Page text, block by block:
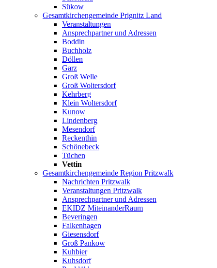
Sükow
Gesamtkirchengemeinde Prignitz Land
Veranstaltungen
Ansprechpartner und Adressen
Boddin
Buchholz
Döllen
Garz
Groß Welle
Groß Woltersdorf
Kehrberg
Klein Woltersdorf
Kunow
Lindenberg
Mesendorf
Reckenthin
Schönebeck
Tüchen
Vettin
Gesamtkirchengemeinde Region Pritzwalk
Nachrichten Pritzwalk
Veranstaltungen Pritzwalk
Ansprechpartner und Adressen
EKIDZ MiteinanderRaum
Beveringen
Falkenhagen
Giesensdorf
Groß Pankow
Kuhbier
Kuhsdorf